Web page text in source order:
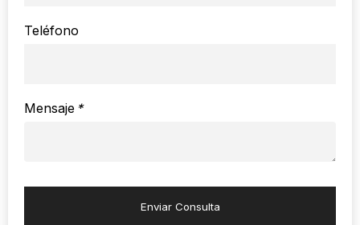
Teléfono
*
Mensaje
Enviar Consulta